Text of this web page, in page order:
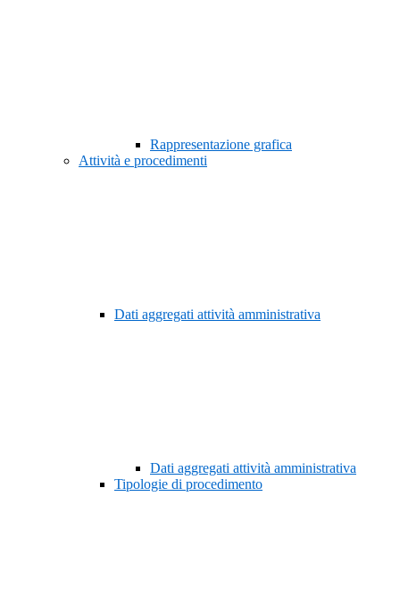
Rappresentazione grafica
Attività e procedimenti
Dati aggregati attività amministrativa
Dati aggregati attività amministrativa
Tipologie di procedimento